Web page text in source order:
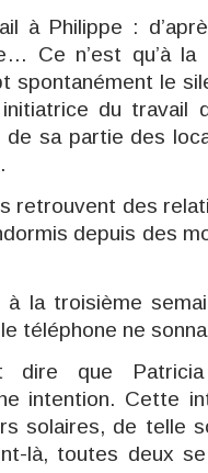
à Philippe :
Ce n’est qu’à la
spontanément le
du travail
de sa partie des
retrouvent des
depuis des
la troisième
téléphone ne
dire que
intention. Cette
solaires, de telle
là, toutes deux